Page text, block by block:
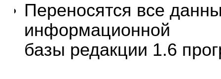
Переносятся все
информационной
базы редакции 1.6